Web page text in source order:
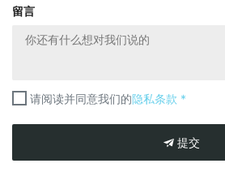
留言
请阅读并同意我们的隐私条款 *
提交